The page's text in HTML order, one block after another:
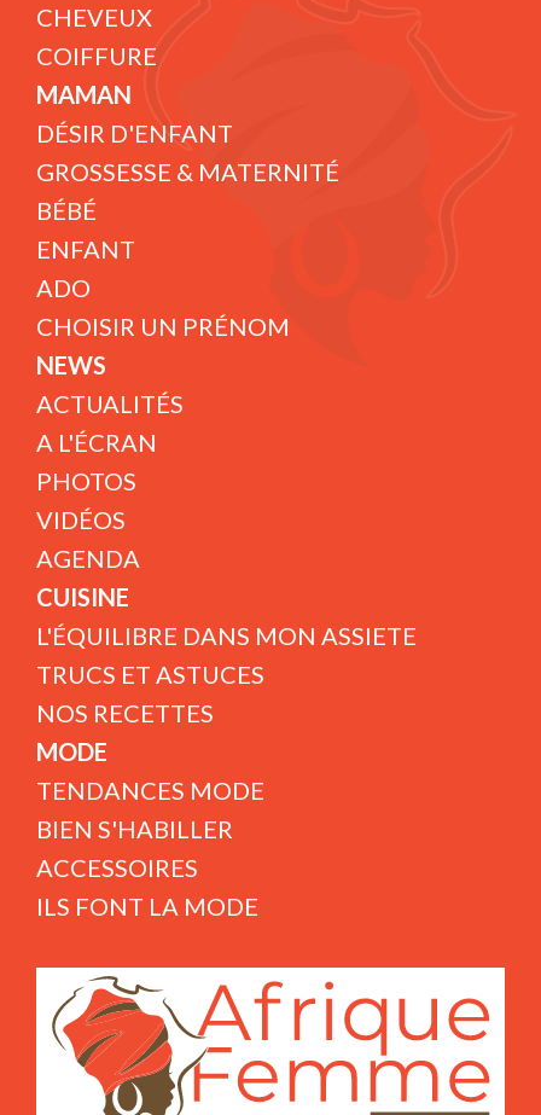
CHEVEUX
COIFFURE
MAMAN
DÉSIR D'ENFANT
GROSSESSE & MATERNITÉ
BÉBÉ
ENFANT
ADO
CHOISIR UN PRÉNOM
NEWS
ACTUALITÉS
A L'ÉCRAN
PHOTOS
VIDÉOS
AGENDA
CUISINE
L'ÉQUILIBRE DANS MON ASSIETE
TRUCS ET ASTUCES
NOS RECETTES
MODE
TENDANCES MODE
BIEN S'HABILLER
ACCESSOIRES
ILS FONT LA MODE